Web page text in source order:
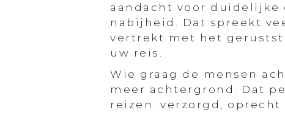
aandacht voor duidelijke
nabijheid. Dat spreekt
vertrekt met het
uw reis.
Wie graag de mensen
meer achtergrond. Dat
reizen: verzorgd,